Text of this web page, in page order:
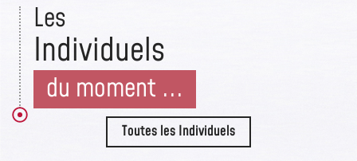
Les
Individuels
du moment ...
Toutes les Individuels